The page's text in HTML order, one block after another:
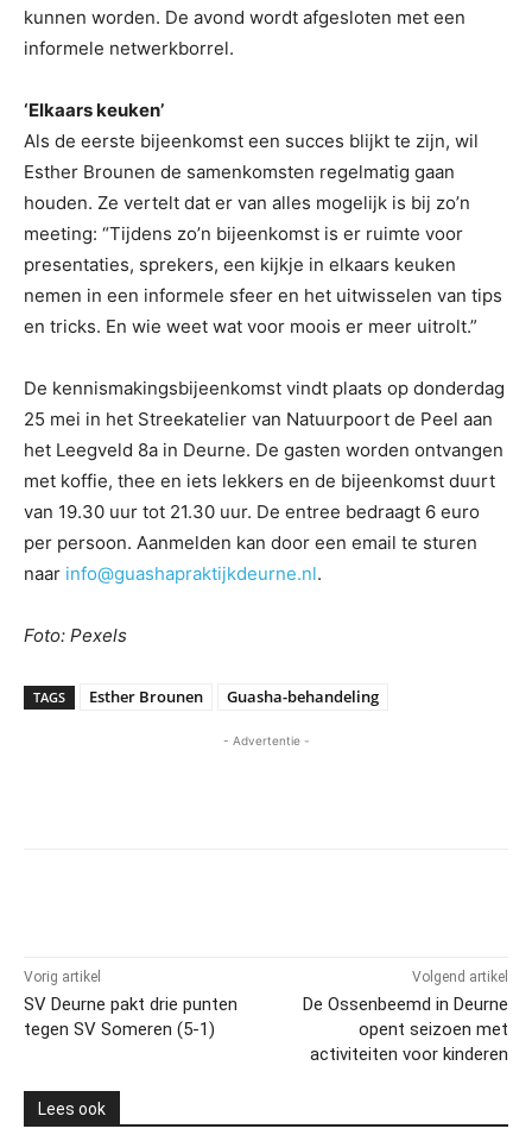
kunnen worden. De avond wordt afgesloten met een
informele netwerkborrel.
‘Elkaars keuken’
Als de eerste bijeenkomst een succes blijkt te zijn, wil
Esther Brounen de samenkomsten regelmatig gaan
houden. Ze vertelt dat er van alles mogelijk is bij zo’n
meeting: “Tijdens zo’n bijeenkomst is er ruimte voor
presentaties, sprekers, een kijkje in elkaars keuken
nemen in een informele sfeer en het uitwisselen van tips
en tricks. En wie weet wat voor moois er meer uitrolt.”
De kennismakingsbijeenkomst vindt plaats op donderdag
25 mei in het Streekatelier van Natuurpoort de Peel aan
het Leegveld 8a in Deurne. De gasten worden ontvangen
met koffie, thee en iets lekkers en de bijeenkomst duurt
van 19.30 uur tot 21.30 uur. De entree bedraagt 6 euro
per persoon. Aanmelden kan door een email te sturen
naar info@guashapraktijkdeurne.nl.
Foto: Pexels
TAGS Esther Brounen Guasha-behandeling
- Advertentie -
Vorig artikel
SV Deurne pakt drie punten
tegen SV Someren (5-1)
Volgend artikel
De Ossenbeemd in Deurne
opent seizoen met
activiteiten voor kinderen
Lees ook